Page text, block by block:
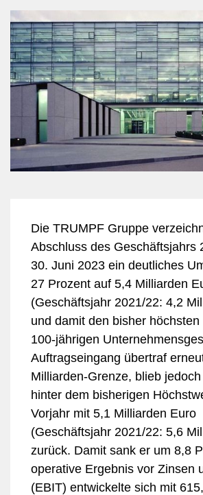
Die TRUMPF Gruppe
Abschluss des Geschäftsjahrs
30. Juni 2023 ein deutliches
27 Prozent auf 5,4 Milliarden
(Geschäftsjahr 2021/22: 4,2
und damit den bisher
100-jährigen
Auftragseingang übertraf
Milliarden-Grenze, blieb
hinter dem bisherigen
Vorjahr mit 5,1 Milliarden Euro
(Geschäftsjahr 2021/22: 5,6
zurück. Damit sank er um 8,8
operative Ergebnis vor Zinsen
(EBIT) entwickelte sich mit